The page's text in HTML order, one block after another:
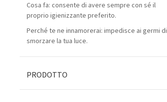
Cosa fa: consente di avere sempre con sé il
proprio igienizzante preferito.
Perché te ne innamorerai: impedisce ai germi di
smorzare la tua luce.
PRODOTTO